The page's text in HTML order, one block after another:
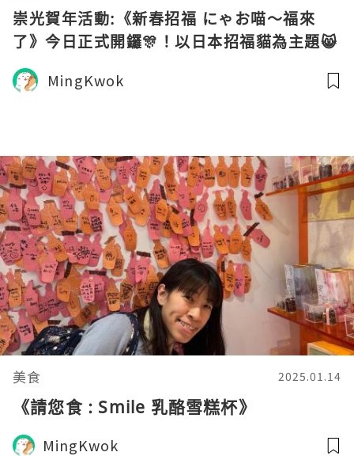
崇光賀年活動:《新春招福 にゃお喵～福來
了》今日正式開鑼🎊！以日本招福貓為主題😸
MingKwok
美食 2025.01.14
《請您食 : Smile 乳酪雪糕杯》
MingKwok